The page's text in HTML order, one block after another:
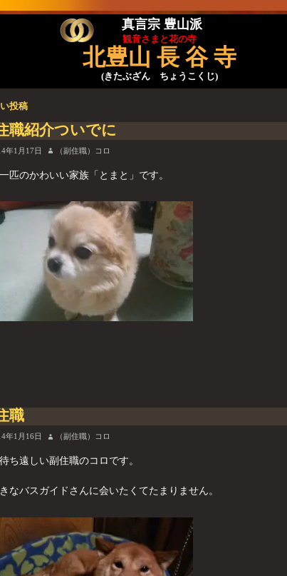
真言宗 豊山派
観音さまと花の寺
北豊山 長 谷 寺
(きたぶざん ちょうこくじ)
ナビゲーション
投稿
職紹介ついでに
年1月17日 （副住職）コロ
匹のかわいい家族「とまと」です。
職
年1月16日 （副住職）コロ
ち遠しい副住職のコロです。
なバスガイドさんに会いたくてたまりません。